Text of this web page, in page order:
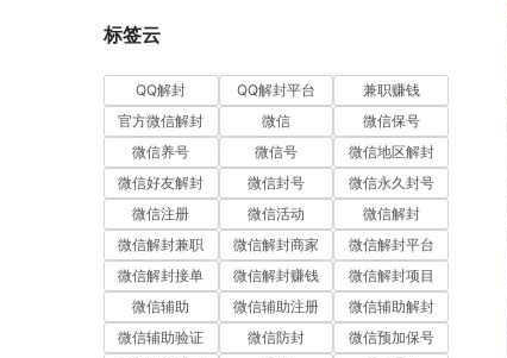
标签云
QQ解封 QQ解封平台
兼职赚钱
官方微信解封
微信
微信保号
微信养号
微信号
微信地区解封
微信好友解封
微信封号
微信永久封号
微信注册
微信活动
微信解封
微信解封兼职
微信解封商家
微信解封平台
微信解封接单
微信解封赚钱
微信解封项目
微信辅助
微信辅助注册
微信辅助解封
微信辅助验证
微信防封
微信预加保号